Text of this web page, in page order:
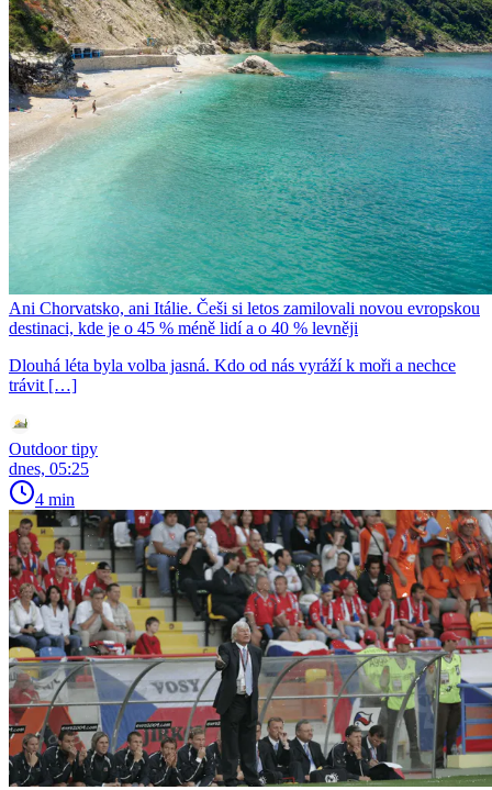
Ani Chorvatsko, ani Itálie. Češi si letos zamilovali novou evropskou
destinaci, kde je o 45 % méně lidí a o 40 % levněji
Dlouhá léta byla volba jasná. Kdo od nás vyráží k moři a nechce
trávit […]
Outdoor tipy
dnes, 05:25
4 min